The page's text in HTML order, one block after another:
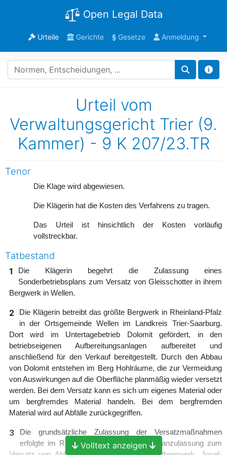
Open Legal Data
Urteile Gerichte §Gesetze Anmeldung
Urteil vom
Verwaltungsgericht Trier (9.
Kammer) - 9 K 207/23.TR
Tenor
Die Klage wird abgewiesen.
Die Klägerin hat die Kosten des Verfahrens zu tragen.
Das Urteil ist hinsichtlich der Kosten vorläufig
vollstreckbar.
Tatbestand
1
Die Klägerin begehrt die Zulassung eines
Sonderbetriebsplans zum Versatz von Gleisschotter in ihrem
Bergwerk in Wellen.
2
Die Klägerin betreibt das größte Bergwerk in Rheinland-Pfalz
in der Ortsgemeinde Wellen im Landkreis Trier-Saarburg.
Dort wird im Untertagebetrieb Dolomit gefördert, in den
betriebseigenen Aufbereitungsanlagen aufbereitet und
anschließend für den Verkauf bereitgestellt. Durch den Abbau
von Dolomit entstehen im Berg Hohlräume, die zur Vermeidung
von Auswirkungen auf die Oberfläche planmäßig wieder versetzt
werden. Bei dem Versatz kann es sich um eigenes Material oder
um bergfremdes Material handeln. Bei dem bergfremden
Material wird auf Abfälle zurückgegriffen.
3
Die grundsätzliche Zulassung der Versatzmaßnahmen
erfolgte im Rahmen der Sonderbetriebsplanzulassung zum
Volltext anzeigen